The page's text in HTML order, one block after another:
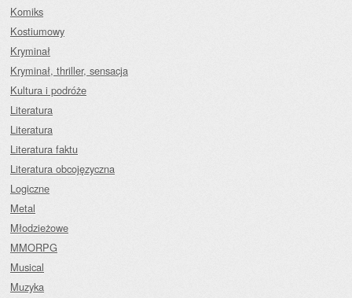
Komiks
Kostiumowy
Kryminał
Kryminał, thriller, sensacja
Kultura i podróże
Literatura
Literatura
Literatura faktu
Literatura obcojęzyczna
Logiczne
Metal
Młodzieżowe
MMORPG
Musical
Muzyka